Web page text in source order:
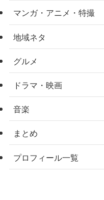
マンガ・アニメ・特撮
地域ネタ
グルメ
ドラマ・映画
音楽
まとめ
プロフィール一覧